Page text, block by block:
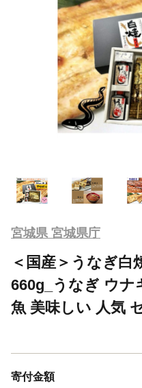
宮城県 宮城県庁
＜国産＞うなぎ
660g_うなぎ ウナ
魚 美味しい 人気
寄付金額